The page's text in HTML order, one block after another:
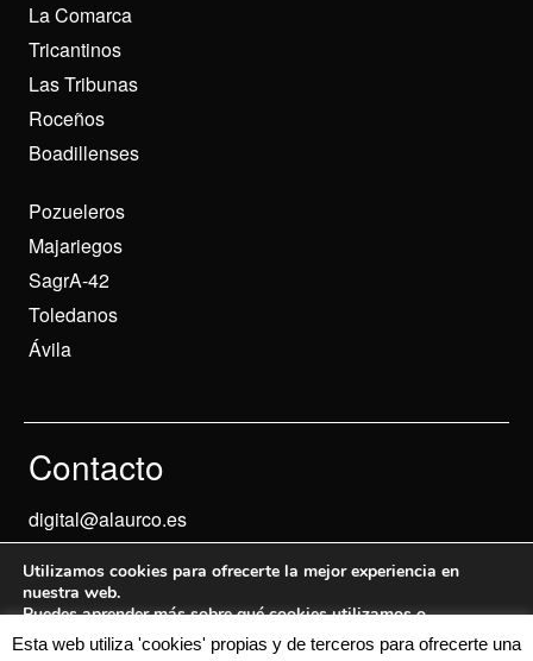
La Comarca
Tricantinos
Las Tribunas
Roceños
Boadillenses
Pozueleros
Majariegos
SagrA-42
Toledanos
Ávila
Contacto
digital@alaurco.es
Esta web utiliza 'cookies' propias y de terceros para ofrecerte una
Utilizamos cookies para ofrecerte la mejor experiencia en
nuestra web.
Puedes aprender más sobre qué cookies utilizamos o
desactivarlas en losajustes.